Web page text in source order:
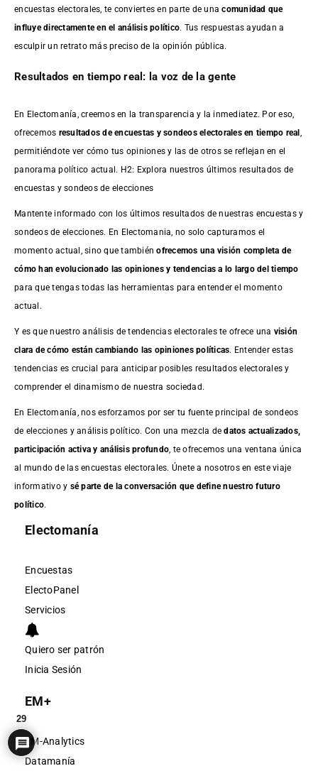
encuestas electorales, te conviertes en parte de unacomunidad que
influye directamente en el análisis político. Tus respuestas ayudan a
esculpir un retrato más preciso de la opinión pública.
Resultados en tiempo real: la voz de la gente
En Electomanía, creemos en la transparencia y la inmediatez. Por eso,
ofrecemos resultados deencuestas y sondeos electorales en tiempo real
permitiéndote ver cómo tus opiniones y las de otros se reflejan en el
panorama político actual. H2: Explora nuestros últimos resultados de
encuestas y sondeos de elecciones
Mantente informado con los últimos resultados de nuestras encuestasy
sondeos de elecciones. En Electomania, no solo capturamos el
momento actual, sino que tambiénofrecemos una visión completa de
cómo han evolucionado las opiniones y tendencias a lo largo del tiempo
para que tengas todas las herramientas para entender el momento
actual.
Y es que nuestro análisis de tendencias electorales te ofrece una visión
clara de cómo están cambiando las opiniones políticas. Entender estas
tendencias es crucial para anticipar posibles resultados electorales y
comprender el dinamismo de nuestra sociedad.
En Electomanía, nos esforzamos por ser tu fuente principal de sondeos
de elecciones y análisis político. Con una mezcla dedatos actualizados,
participación activa y análisis profundo , te ofrecemos una ventana única
al mundo de las encuestas electorales. Únete a nosotros en este viaje
informativo y sé parte de la conversación que define nuestro futuro
político.
Electomanía
Encuestas
ElectoPanel
Servicios
Quiero ser patrón
Inicia Sesión
EM+
EM-Analytics
Datamanía
29